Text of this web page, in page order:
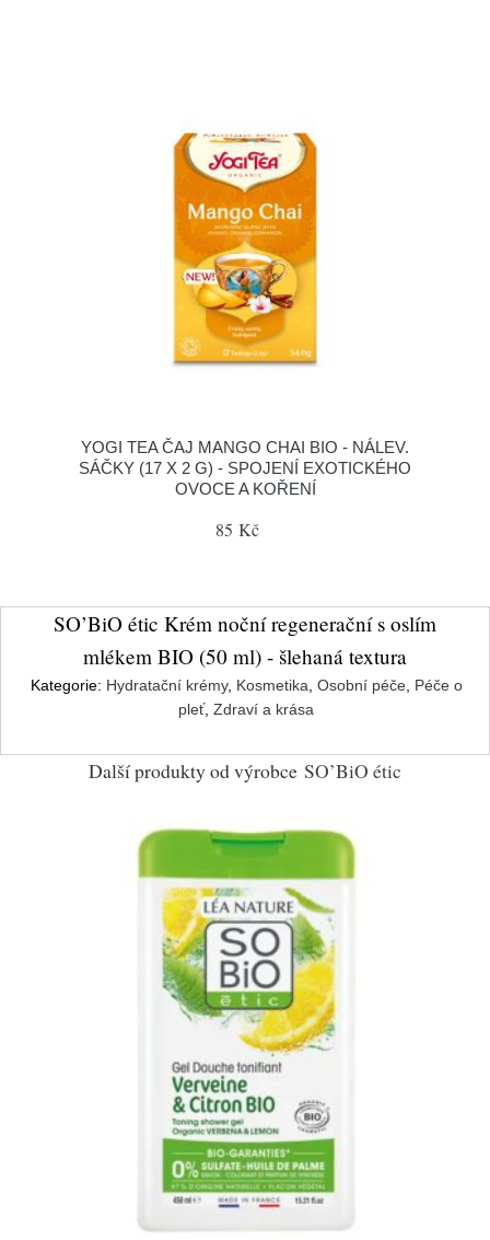
YOGI TEA ČAJ MANGO CHAI BIO - NÁLEV.
SÁČKY (17 X 2 G) - SPOJENÍ EXOTICKÉHO
OVOCE A KOŘENÍ
85 Kč
SO’BiO étic Krém noční regenerační s oslím
mlékem BIO (50 ml) - šlehaná textura
Kategorie: Hydratační krémy, Kosmetika Osobní péče, Péče o
pleť, Zdraví a krása
Další produkty od výrobce SO’BiO étic